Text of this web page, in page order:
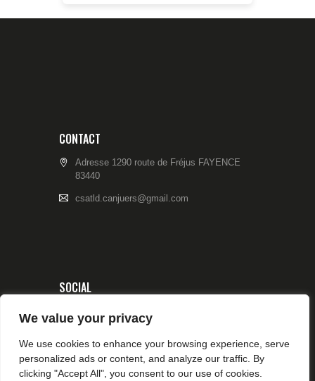
We value your privacy
We use cookies to enhance your browsing experience, serve
personalized ads or content, and analyze our traffic. By
clicking "Accept All", you consent to our use of cookies.
CONTACT
Adresse 1290 route de Fréjus FAYENCE
83440
csatld.canjuers@gmail.com
SOCIAL